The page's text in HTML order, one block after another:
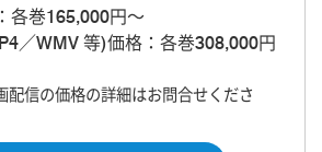
各巻165,000円～
／WMV 等)価格：各巻308,000円
信の価格の詳細はお問合せくださ